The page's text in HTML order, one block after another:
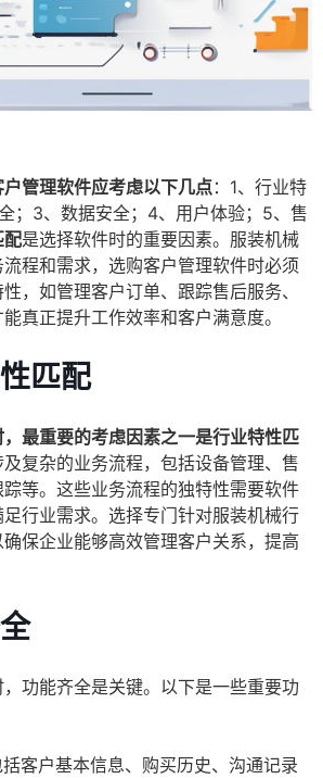
管理软件应考虑以下几点：1、行业特
；3、数据安全；4、用户体验；5、售
配是选择软件时的重要因素。服装机械
程和需求，选购客户管理软件时必须
，如管理客户订单、跟踪售后服务、
真正提升工作效率和客户满意度。
匹配
最重要的考虑因素之一是行业特性匹
复杂的业务流程，包括设备管理、售
等。这些业务流程的独特性需要软件
行业需求。选择专门针对服装机械行
保企业能够高效管理客户关系，提高
功能齐全是关键。以下是一些重要功
客户基本信息、购买历史、沟通记录